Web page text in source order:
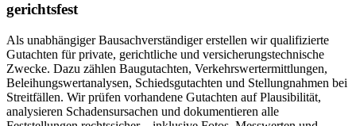
gerichtsfest
Als unabhängiger Bausachverständiger erstellen wir qualifizierte
Gutachten für private, gerichtliche und versicherungstechnische
Zwecke. Dazu zählen Baugutachten, Verkehrswertermittlungen,
Beleihungswertanalysen, Schiedsgutachten und Stellungnahmen bei
Streitfällen. Wir prüfen vorhandene Gutachten auf Plausibilität,
analysieren Schadensursachen und dokumentieren alle